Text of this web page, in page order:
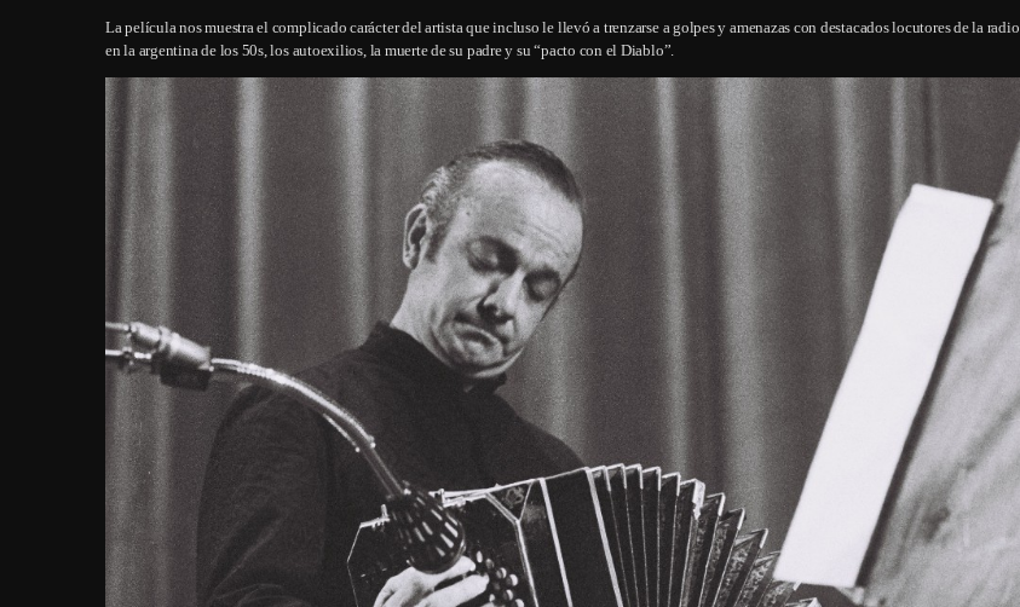
La película nos muestra el complicado carácter del artista que incluso le llevó a trenzarse a golpes y amenazas con destacados locutores de la radio
en la argentina de los 50s, los autoexilios, la muerte de su padre y su “pacto con el Diablo”.